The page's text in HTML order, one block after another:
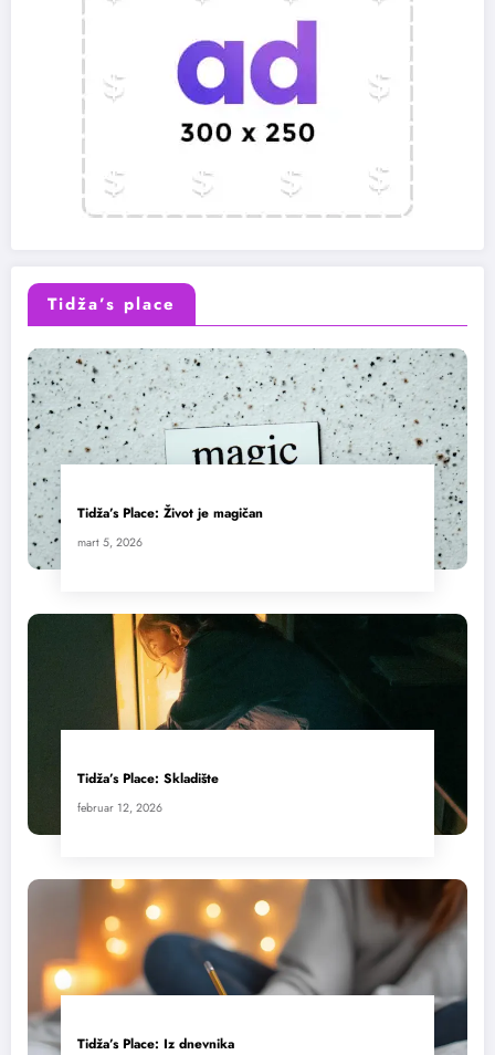
Tidža’s place
Tidža’s Place: Život je magičan
mart 5, 2026
Tidža’s Place: Skladište
februar 12, 2026
Tidža’s Place: Iz dnevnika